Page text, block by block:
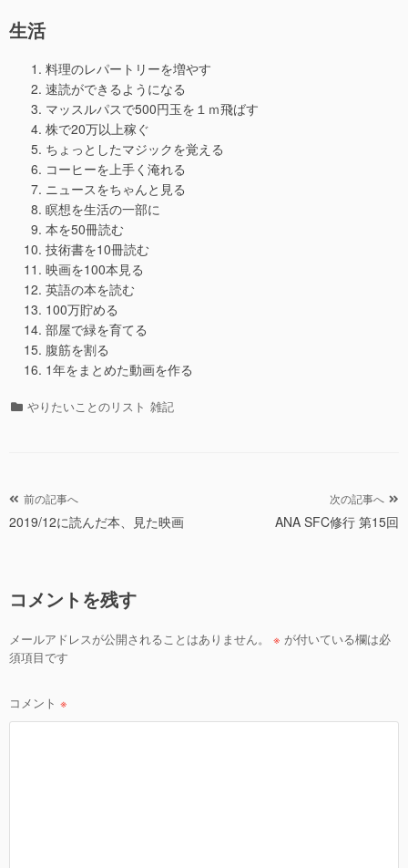
生活
料理のレパートリーを増やす
速読ができるようになる
マッスルパスで500円玉を１ｍ飛ばす
株で20万以上稼ぐ
ちょっとしたマジックを覚える
コーヒーを上手く淹れる
ニュースをちゃんと見る
瞑想を生活の一部に
本を50冊読む
技術書を10冊読む
映画を100本見る
英語の本を読む
100万貯める
部屋で緑を育てる
腹筋を割る
1年をまとめた動画を作る
カ やりたいことのリスト 雑記
投
稿
ゲ
ー
シ
ン
前の記事へ
2019/12に読んだ本、見た映画
次の記事へ
ANA SFC修行 第15回
コメントを残す
メールアドレスが公開されることはありません。 ※ が付いている欄は必
須項目です
コメント ※